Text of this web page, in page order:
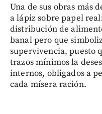
Una de sus obras más
a lápiz sobre papel
distribución de
banal pero que
supervivencia, puesto
trazos mínimos la
internos, obligados a
cada mísera ración.